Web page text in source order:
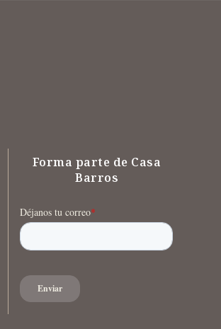
Forma parte de Casa
Barros